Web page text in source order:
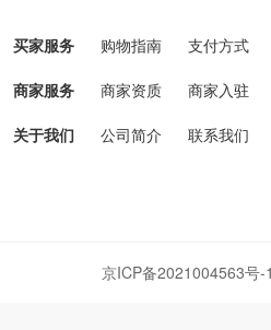
买家服务 购物指南 支付方式
商家服务 商家资质 商家入驻
关于我们 公司简介 联系我们
京ICP备2021004563号-